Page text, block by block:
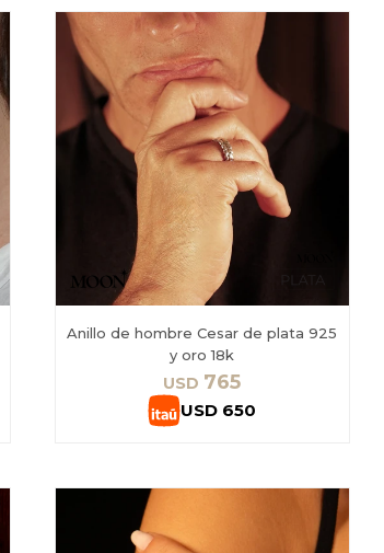
Anillo de hombre Cesar de plata 925
y oro 18k
USD 765
USD 650